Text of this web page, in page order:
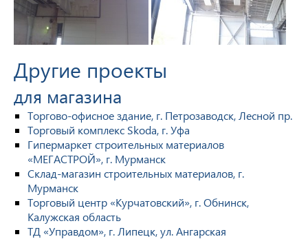
Другие проекты
для магазина
Торгово-офисное здание, г. Петрозаводск, Лесной пр.
Торговый комплекс Skoda, г. Уфа
Гипермаркет строительных материалов
«МЕГАСТРОЙ», г. Мурманск
Склад-магазин строительных материалов, г.
Мурманск
Торговый центр «Курчатовский», г. Обнинск,
Калужская область
ТД «Управдом», г. Липецк, ул. Ангарская